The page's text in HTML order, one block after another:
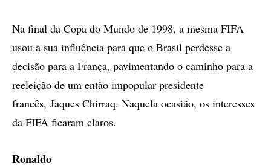
Na final da Copa do Mundo de 1998, a mesma FIFA
usou a sua influência para que o Brasil perdesse a
decisão para a França, pavimentando o caminho para a
reeleição de um então impopular presidente
francês, Jaques Chirraq. Naquela ocasião, os interesses
da FIFA ficaram claros.
Ronaldo